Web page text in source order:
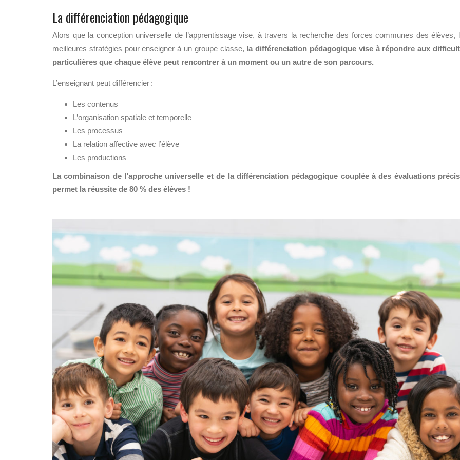
La différenciation pédagogique
Alors que la conception universelle de l’apprentissage vise, à travers la recherche des forces communes des élèves,
meilleures stratégies pour enseigner à un groupe classe, la différenciation pédagogique vise à répondre aux
particulières que chaque élève peut rencontrer à un moment ou un autre de son parcours.
L’enseignant peut différencier :
Les contenus
L’organisation spatiale et temporelle
Les processus
La relation affective avec l’élève
Les productions
La combinaison de l’approche universelle et de la différenciation pédagogique couplée à des évaluations
permet la réussite de 80 % des élèves !